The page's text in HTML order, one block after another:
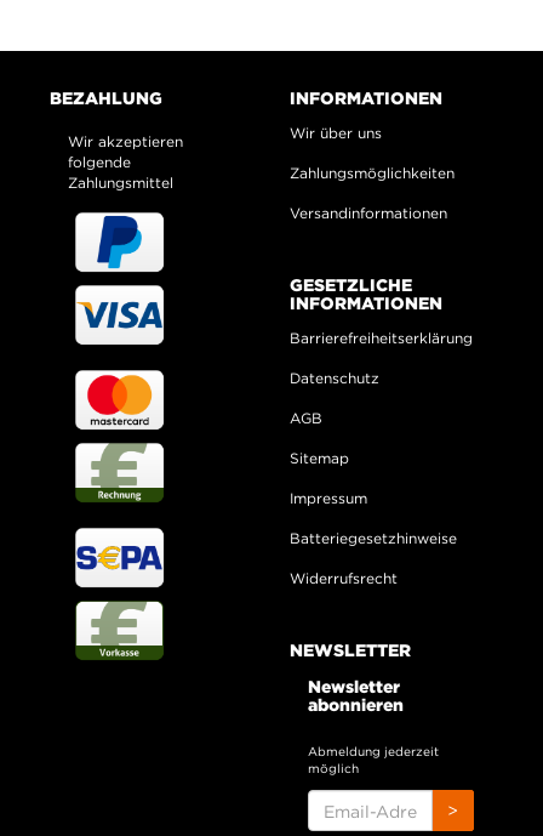
BEZAHLUNG
Wir akzeptieren
folgende
Zahlungsmittel
INFORMATIONEN
Wir über uns
Zahlungsmöglichkeiten
Versandinformationen
GESETZLICHE
INFORMATIONEN
Barrierefreiheitserklärung
Datenschutz
AGB
Sitemap
Impressum
Batteriegesetzhinweise
Widerrufsrecht
NEWSLETTER
Newsletter
abonnieren
Abmeldung jederzeit
möglich
ADRESSE
>